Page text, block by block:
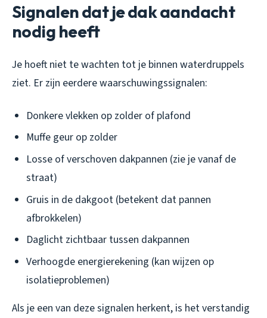
Signalen dat je dak aandacht
nodig heeft
Je hoeft niet te wachten tot je binnen waterdruppels
ziet. Er zijn eerdere waarschuwingssignalen:
Donkere vlekken op zolder of plafond
Muffe geur op zolder
Losse of verschoven dakpannen (zie je vanaf de
straat)
Gruis in de dakgoot (betekent dat pannen
afbrokkelen)
Daglicht zichtbaar tussen dakpannen
Verhoogde energierekening (kan wijzen op
isolatieproblemen)
Als je een van deze signalen herkent, is het verstandig